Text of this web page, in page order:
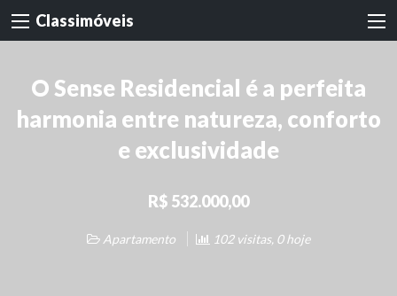
Classimóveis
O Sense Residencial é a perfeita
harmonia entre natureza, conforto
e exclusividade
R$ 532.000,00
Apartamento 102 visitas, 0 hoje